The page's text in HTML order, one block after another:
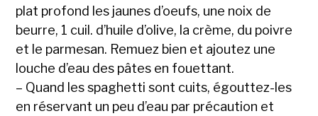
plat profond les jaunes d’oeufs, une noix de
beurre, 1 cuil. d’huile d’olive, la crème, du poivre
et le parmesan. Remuez bien et ajoutez une
louche d’eau des pâtes en fouettant.
– Quand les spaghetti sont cuits, égouttez-les
en réservant un peu d’eau par précaution et